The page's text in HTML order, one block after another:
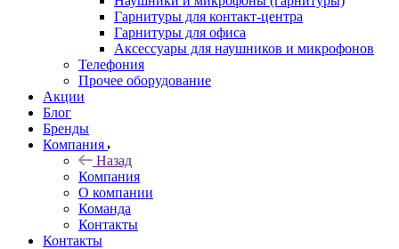
Гарнитуры для контакт-центра
Гарнитуры для офиса
Аксессуары для наушников и микрофонов
Телефония
Прочее оборудование
Акции
Блог
Бренды
Компания
Назад
Компания
О компании
Команда
Контакты
Контакты